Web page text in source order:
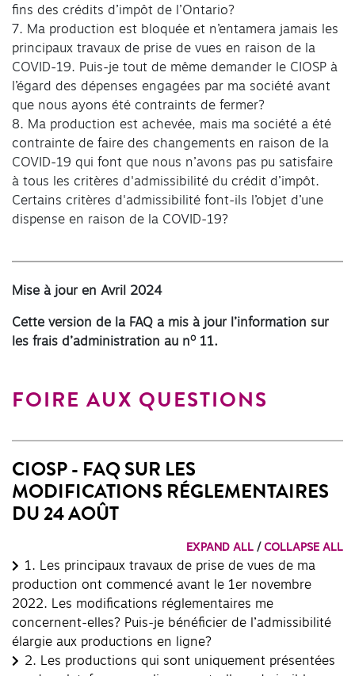
fins des crédits d’impôt de l’Ontario?
7. Ma production est bloquée et n’entamera jamais les
principaux travaux de prise de vues en raison de la
COVID-19. Puis-je tout de même demander le CIOSP à
l’égard des dépenses engagées par ma société avant
que nous ayons été contraints de fermer?
8. Ma production est achevée, mais ma société a été
contrainte de faire des changements en raison de la
COVID-19 qui font que nous n’avons pas pu satisfaire
à tous les critères d'admissibilité du crédit d’impôt.
Certains critères d'admissibilité font-ils l’objet d’une
dispense en raison de la COVID-19?
Mise à jour en Avril 2024
Cette version de la FAQ a mis à jour l’information sur
les frais d’administration au no11.
FOIRE AUX QUESTIONS
CIOSP - FAQ SUR LES
MODIFICATIONS RÉGLEMENTAIRES
DU 24 AOÛT
EXPAND ALL / COLLAPSE ALL
1. Les principaux travaux de prise de vues de ma
production ont commencé avant le 1er novembre
2022. Les modifications réglementaires me
concernent-elles? Puis-je bénéficier de l’admissibilité
élargie aux productions en ligne?
2. Les productions qui sont uniquement présentées